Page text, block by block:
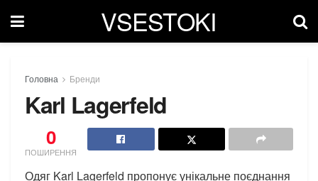
VSESTOKI
Головна Бренди
Karl Lagerfeld
0
ПОШИРЕННЯ
Одяг Karl Lagerfeld пропонує унікальне поєднання